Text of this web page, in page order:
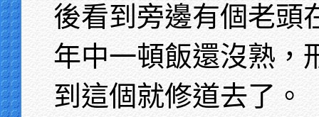
後看到旁邊有個老頭
年中一頓飯還沒熟，
到這個就修道去了。